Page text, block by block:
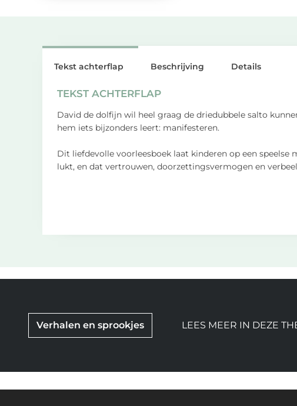
Tekst achterflap
TEKST ACHTERFLAP
David de dolfijn wil heel graag de driedubbele salto
hem iets bijzonders leert: manifesteren.
Dit liefdevolle voorleesboek laat kinderen op een
lukt, en dat vertrouwen, doorzettingsvermogen en
Beschrijving Details
Verhalen en sprookjes LEES MEER IN DEZE